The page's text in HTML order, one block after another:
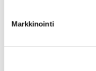
Markkinointi